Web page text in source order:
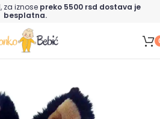
za iznose preko 5500 rsd dostava je
besplatna.